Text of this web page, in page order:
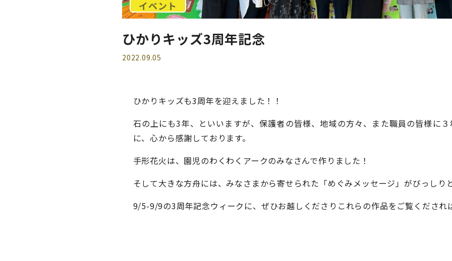
イベント
ひかりキッズ3周年記念
2022.09.05
ひかりキッズも3周年を迎えました！！
石の上にも3年、といいますが、保護者の皆様、地域の方々、また職員の皆様に
に、心から感謝しております。
手形花火は、園児のわくわくアークのみなさんで作りました！
そして大きな方舟には、みなさまから寄せられた「めぐみメッセージ」がびっしり
9/5-9/9の3周年記念ウィークに、ぜひお越しくださりこれらの作品をご覧くだされ